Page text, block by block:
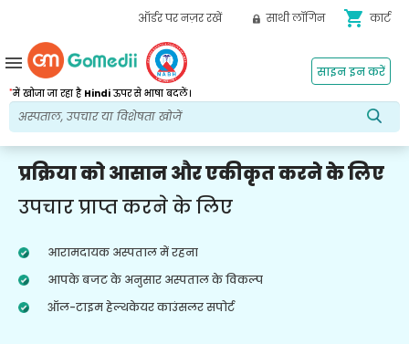
ऑर्डर पर नज़र रखें साथी लॉगिन shopping_cart कार्ट
*में खोजा जा रहा है Hindiऊपर से भाषा बदलें।
साइन इन करें
menu
प्रक्रिया को आसान और एकीकृत करने के लिए
उपचार प्राप्त करने के लिए
आरामदायक अस्पताल में रहना
आपके बजट के अनुसार अस्पताल के विकल्प
ऑल-टाइम हेल्थकेयर काउंसलर सपोर्ट